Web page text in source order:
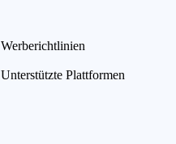
Werberichtlinien
Unterstützte Plattformen